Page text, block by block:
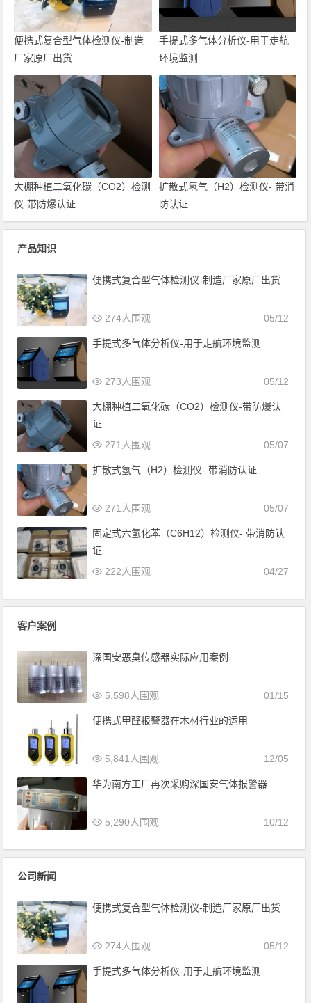
便携式复合型气体检测仪-制造
厂家原厂出货
手提式多气体分析仪-用于走航
环境监测
大棚种植二氧化碳（CO2）检测
仪-带防爆认证
扩散式氢气（H2）检测仪- 带消
防认证
产品知识
便携式复合型气体检测仪-制造厂家原厂出货
05/12
274人围观
手提式多气体分析仪-用于走航环境监测
05/12
273人围观
大棚种植二氧化碳（CO2）检测仪-带防爆认
证
05/07
271人围观
扩散式氢气（H2）检测仪- 带消防认证
05/07
271人围观
固定式六氢化苯（C6H12）检测仪- 带消防认
证
04/27
222人围观
客户案例
深国安恶臭传感器实际应用案例
01/15
5,598人围观
便携式甲醛报警器在木材行业的运用
12/05
5,841人围观
华为南方工厂再次采购深国安气体报警器
10/12
5,290人围观
公司新闻
便携式复合型气体检测仪-制造厂家原厂出货
05/12
274人围观
手提式多气体分析仪-用于走航环境监测